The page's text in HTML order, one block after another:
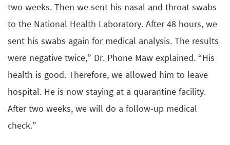
two weeks. Then we sent his nasal and throat swabs
to the National Health Laboratory. After 48 hours, we
sent his swabs again for medical analysis. The results
were negative twice,” Dr. Phone Maw explained. “His
health is good. Therefore, we allowed him to leave
hospital. He is now staying at a quarantine facility.
After two weeks, we will do a follow-up medical
check.”